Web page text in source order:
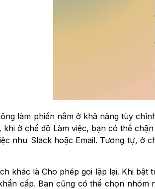
làm phiền nằm ở khả năng tùy
khi ở chế độ Làm việc, bạn có thể
như Slack hoặc Email. Tương tự, ở
khác là Cho phép gọi lặp lại. Khi
cấp. Bạn cũng có thể chọn nhóm